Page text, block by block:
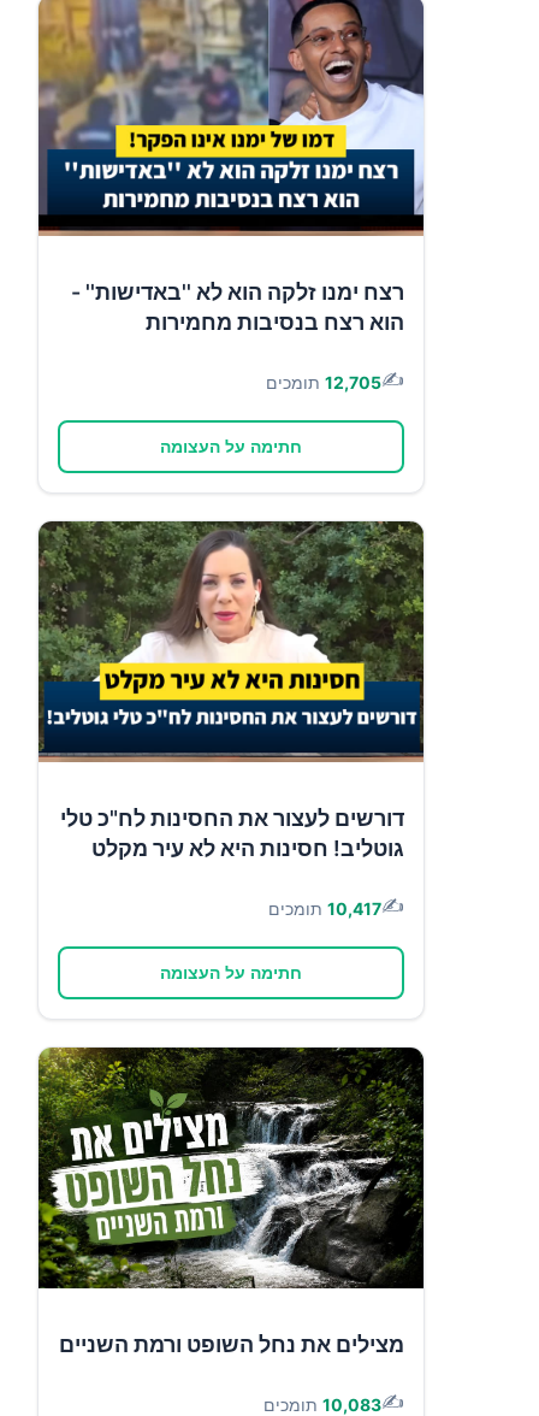
רצח ימנו זלקה הוא לא ''באדישות'' -
הוא רצח בנסיבות מחמירות
✍️
12,705 תומכים
חתימה על העצומה
דורשים לעצור את החסינות לח"כ טלי
גוטליב! חסינות היא לא עיר מקלט
✍️
10,417 תומכים
חתימה על העצומה
מצילים את נחל השופט ורמת השניים
✍️
10,083 תומכים